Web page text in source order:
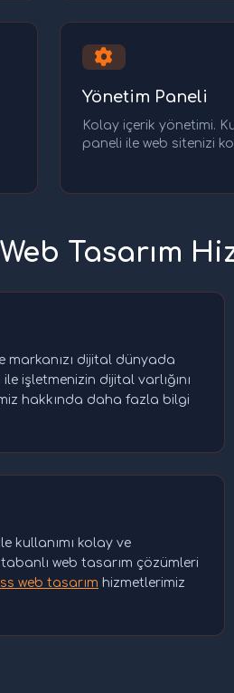
Yönetim Paneli
Kolay içerik yönetimi.
paneli ile web sitenizi
Tasarım
markanızı dijital dünyada
işletmenizin dijital varlığını
hakkında daha fazla bilgi
kullanımı kolay ve
web tasarım çözümleri
web tasarım hizmetlerimiz